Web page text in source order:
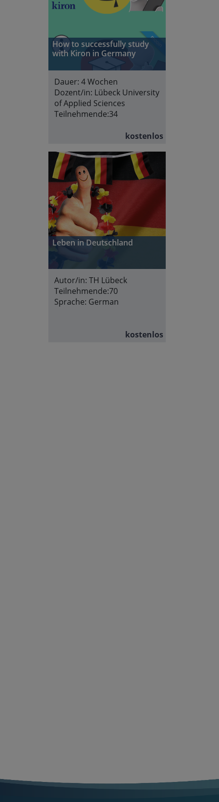
How to successfully study
with Kiron in Germany
Dauer: 4 Wochen
Dozent/in: Lübeck University
of Applied Sciences
Teilnehmende:34
kostenlos
Leben in Deutschland
Autor/in: TH Lübeck
Teilnehmende:70
Sprache: German
kostenlos